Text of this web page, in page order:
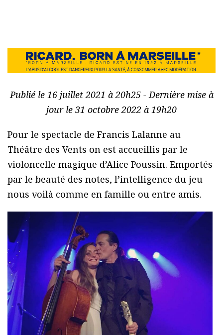
Publié le 16 juillet 2021 à 20h25 - Dernière mise à
jour le 31 octobre 2022 à 19h20
Pour le spectacle de Francis Lalanne au
Théâtre des Vents on est accueillis par le
violoncelle magique d’Alice Poussin. Emportés
par le beauté des notes, l’intelligence du jeu
nous voilà comme en famille ou entre amis.